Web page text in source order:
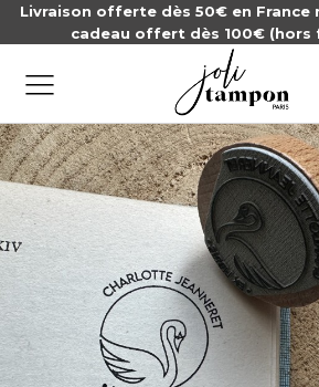
Livraison offerte dès 50€ en France
cadeau offert dès 100€ (hors